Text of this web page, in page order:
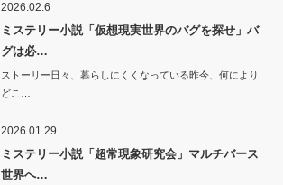
2026.02.6
ミステリー小説「仮想現実世界のバグを探せ」バ
グは必…
ストーリー日々、暮らしにくくなっている昨今、何により
どこ…
2026.01.29
ミステリー小説「超常現象研究会」マルチバース
世界へ…